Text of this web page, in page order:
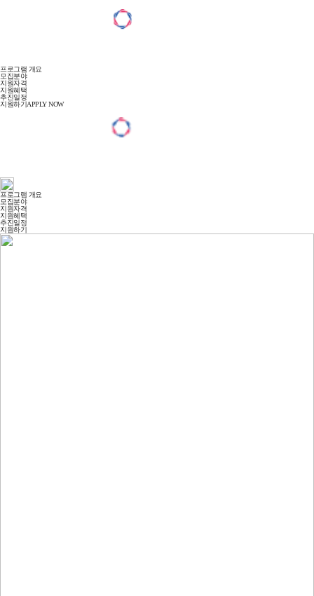
프로그램 개요
모집분야
지원자격
지원혜택
추진일정
지원하기APPLY NOW
프로그램 개요
모집분야
지원자격
지원혜택
추진일정
지원하기